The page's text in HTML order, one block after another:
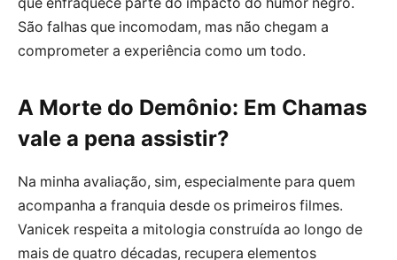
que enfraquece parte do impacto do humor negro.
São falhas que incomodam, mas não chegam a
comprometer a experiência como um todo.
A Morte do Demônio: Em Chamas
vale a pena assistir?
Na minha avaliação, sim, especialmente para quem
acompanha a franquia desde os primeiros filmes.
Vanicek respeita a mitologia construída ao longo de
mais de quatro décadas, recupera elementos